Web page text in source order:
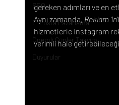
SEO
E-Posta Pazarlama
Önemli Günler Takvimi
Duyurular
gereken adımları ve en
Aynı zamanda, Reklam 1n
hizmetlerle Instagram
verimli hale